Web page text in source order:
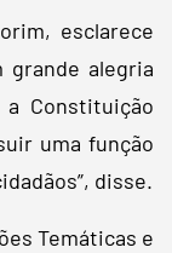
esclarece
grande alegria
Constituição
uma função
disse.
Temáticas e